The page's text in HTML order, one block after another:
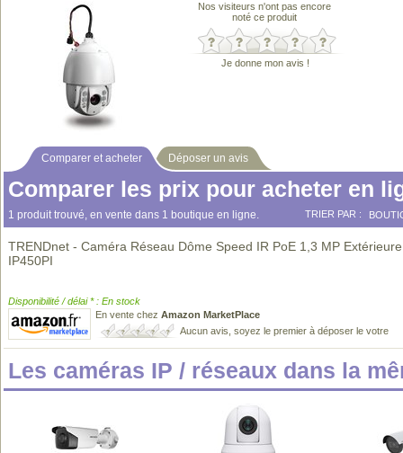
Nos visiteurs n'ont pas encore
noté ce produit
Je donne mon avis !
Comparer et acheter Déposer un avis
Comparer les prix pour acheter en
1 produit trouvé, en vente dans 1 boutique en ligne. TRIER PAR :
TRENDnet - Caméra Réseau Dôme Speed IR PoE 1,3 MP
IP450PI
Disponibilité / délai * : En stock
En vente chez Amazon MarketPlace
Aucun avis, soyez le premier à déposer le votre
Les caméras IP / réseaux dans la